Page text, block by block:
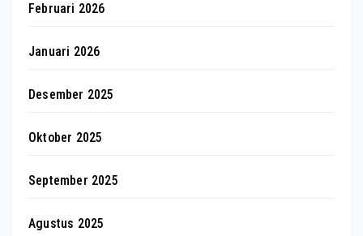
Februari 2026
Januari 2026
Desember 2025
Oktober 2025
September 2025
Agustus 2025